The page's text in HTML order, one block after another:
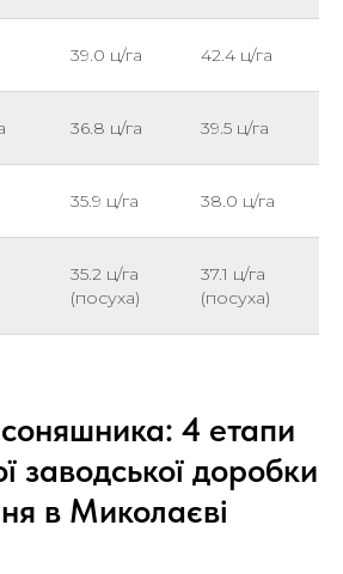
39.0 ц/га 42.4 ц/га
36.8 ц/га 39.5 ц/га
35.9 ц/га 38.0 ц/га
35.2 ц/га
(посуха)
37.1 ц/га
(посуха)
4 етапи
заводської доробки
в Миколаєві